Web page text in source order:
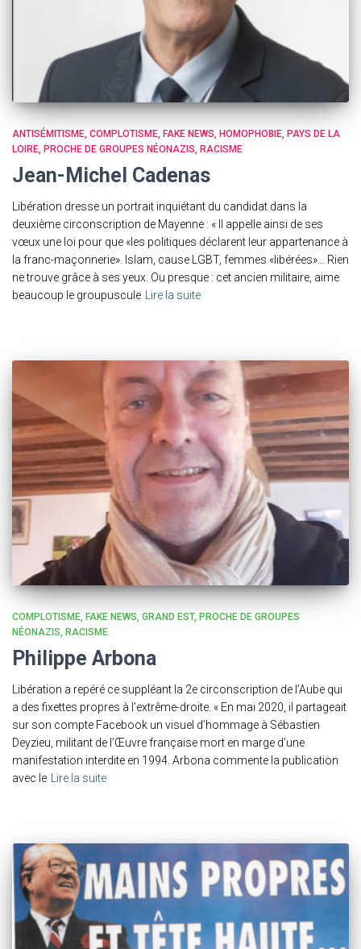
ANTISÉMITISME COMPLOTISME FAKE NEWS HOMOPHOBIE PAYS DE LA
LOIRE PROCHE DE GROUPES NÉONAZIS RACISME
Jean-Michel Cadenas
Libération dresse un portrait inquiétant du candidat dans la
deuxième circonscription de Mayenne : « Il appelle ainsi de ses
vœux une loi pour que «les politiques déclarent leur appartenance à
la franc-maçonnerie». Islam, cause LGBT, femmes «libérées»… Rien
ne trouve grâce à ses yeux. Ou presque : cet ancien militaire, aime
beaucoup le groupuscule Lire la suite
COMPLOTISME FAKE NEWS GRAND EST PROCHE DE GROUPES
NÉONAZIS
RACISME
Philippe Arbona
Libération a repéré ce suppléant la 2e circonscription de l’Aube qui
a des fixettes propres à l’extrême-droite. « En mai 2020, il partageait
sur son compte Facebook un visuel d’hommage à Sébastien
Deyzieu, militant de l’Œuvre française mort en marge d’une
manifestation interdite en 1994. Arbona commente la publication
avec le
Lire la suite